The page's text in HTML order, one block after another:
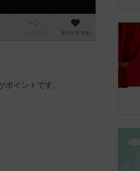
次のおすすめ
イントです。